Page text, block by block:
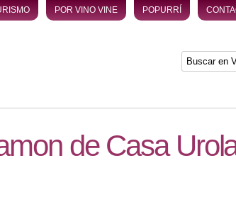
POR VINO VINE POPURRÍ
de Casa